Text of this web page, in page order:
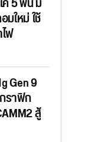
ใหม่ ใช้
ฟ
Gen 9
ราฟิก
สู้